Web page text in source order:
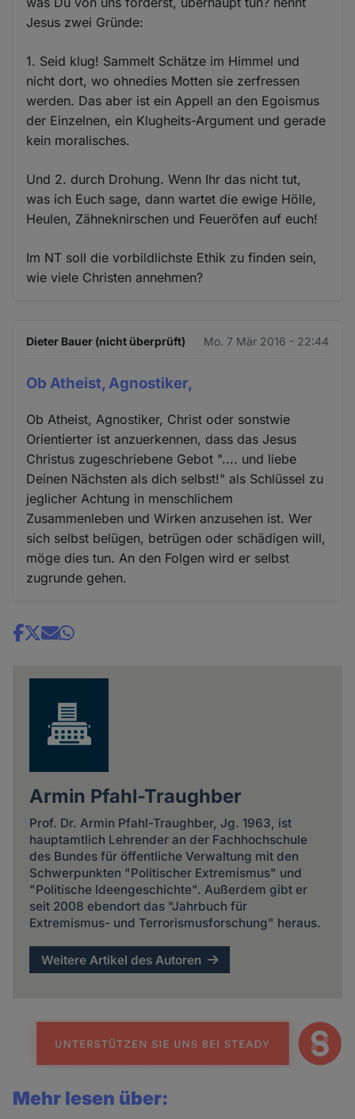
Jesus zwei Gründe:
1. Seid klug! Sammelt Schätze im Himmel und
nicht dort, wo ohnedies Motten sie zerfressen
werden. Das aber ist ein Appell an den Egoismus
der Einzelnen, ein Klugheits-Argument und gerade
kein moralisches.
Und 2. durch Drohung. Wenn Ihr das nicht tut,
was ich Euch sage, dann wartet die ewige Hölle,
Heulen, Zähneknirschen und Feueröfen auf euch!
Im NT soll die vorbildlichste Ethik zu finden sein,
wie viele Christen annehmen?
Dieter Bauer (nicht überprüft) Mo. 7 Mär 2016 - 22:44
Ob Atheist, Agnostiker,
Ob Atheist, Agnostiker, Christ oder sonstwie
Orientierter ist anzuerkennen, dass das Jesus
Christus zugeschriebene Gebot ".... und liebe
Deinen Nächsten als dich selbst!" als Schlüssel zu
jeglicher Achtung in menschlichem
Zusammenleben und Wirken anzusehen ist. Wer
sich selbst belügen, betrügen oder schädigen will,
möge dies tun. An den Folgen wird er selbst
zugrunde gehen.
Share
Armin Pfahl-Traughber
Prof. Dr. Armin Pfahl-Traughber, Jg. 1963, ist
hauptamtlich Lehrender an der Fachhochschule
des Bundes für öffentliche Verwaltung mit den
Schwerpunkten "Politischer Extremismus" und
"Politische Ideengeschichte". Außerdem gibt er
seit 2008 ebendort das "Jahrbuch für
Extremismus- und Terrorismusforschung" heraus.
Weitere Artikel des Autoren
Mehr lesen über: